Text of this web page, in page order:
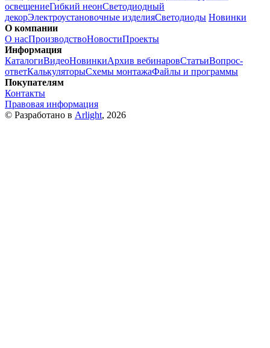
освещениеГибкий неонСветодиодный
декорЭлектроустановочные изделияСветодиоды Новинки
О компании
О насПроизводствоНовостиПроекты
Информация
КаталогиВидеоНовинкиАрхив вебинаровСтатьиВопрос-
ответКалькуляторыСхемы монтажаФайлы и программы
Покупателям
Контакты
Правовая информация
© Разработано в Arlight, 2026